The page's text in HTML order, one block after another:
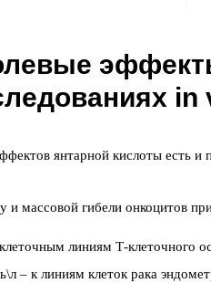
in
янтарной кислоты есть
и массовой гибели онкоцитов
линиям Т-клеточного
– к линиям клеток рака